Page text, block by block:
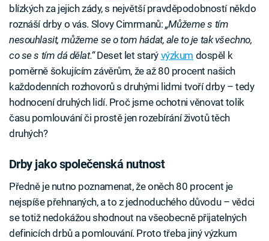
blízkých za jejich zády, s největší pravděpodobností někdo
roznáší drby o vás. Slovy Cimrmanů: „Můžeme s tím
nesouhlasit, můžeme se o tom hádat, ale to je tak všechno,
co se s tím dá dělat.“Deset let starý výzkum dospěl k
poměrně šokujícím závěrům, že až 80 procent našich
každodenních rozhovorů s druhými lidmi tvoří drby – tedy
hodnocení druhých lidí. Proč jsme ochotni věnovat tolik
času pomlouvání či prostě jen rozebírání životů těch
druhých?
Drby jako společenská nutnost
Předně je nutno poznamenat, že oněch 80 procent je
nejspíše přehnaných, a to z jednoduchého důvodu – vědci
se totiž nedokážou shodnout na všeobecně přijatelných
definicích drbů a pomlouvání. Proto třeba jiný výzkum